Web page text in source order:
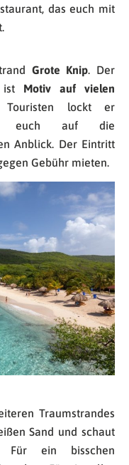
das euch mit
Grote Knip. Der
ist Motiv auf vielen
Touristen lockt er
euch auf die
Anblick. Der Eintritt
Gebühr mieten.
Traumstrandes
Sand und schaut
Für ein bisschen